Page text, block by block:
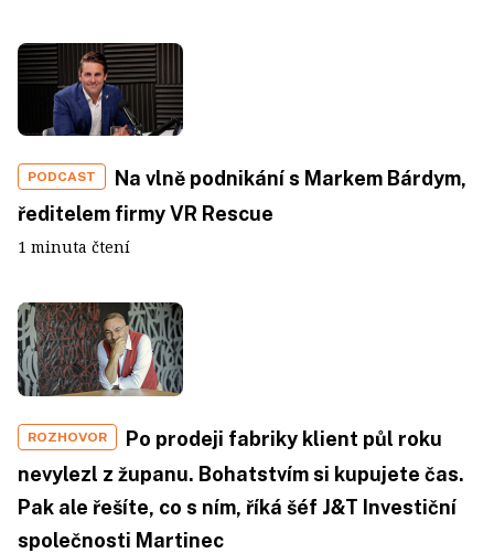
PODCAST
Na vlně podnikání s Markem Bárdym,
ředitelem firmy VR Rescue
1 minuta čtení
ROZHOVOR
Po prodeji fabriky klient půl roku
nevylezl z županu. Bohatstvím si kupujete čas.
Pak ale řešíte, co s ním, říká šéf J&T Investiční
společnosti Martinec